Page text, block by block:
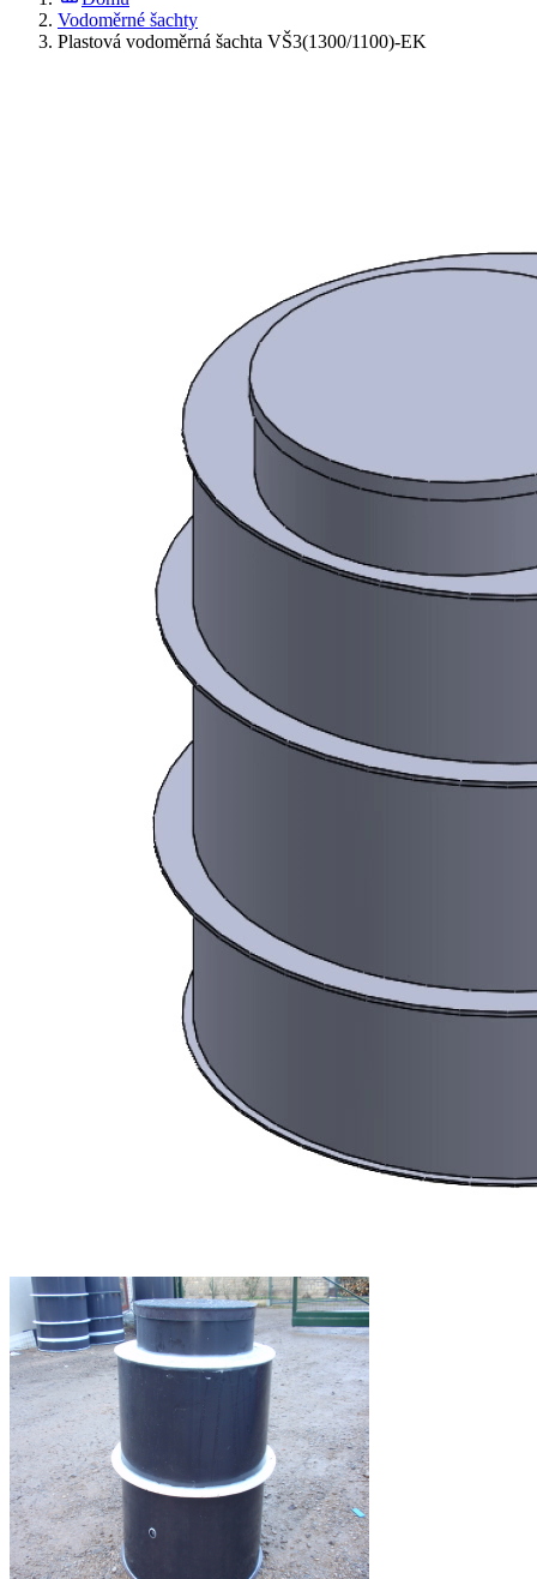
Vodoměrné šachty
Plastová vodoměrná šachta VŠ3(1300/1100)-EK